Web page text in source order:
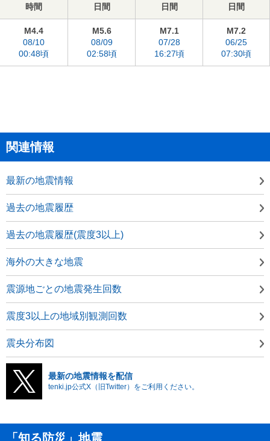
時間
日間
日間
日間
M4.4
08/10
00:48頃
M5.6
08/09
02:58頃
M7.1
07/28
16:27頃
M7.2
06/25
07:30頃
関連情報
最新の地震情報
過去の地震履歴
過去の地震履歴(震度3以上)
海外の大きな地震
震源地ごとの地震発生回数
震度3以上の地域別観測回数
震央分布図
最新の地震情報を配信
tenki.jp公式X（旧Twitter）をご利用ください。
「知る防災」地震